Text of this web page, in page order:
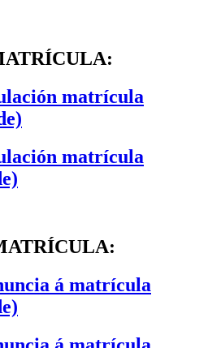
matrícula
matrícula
á matrícula